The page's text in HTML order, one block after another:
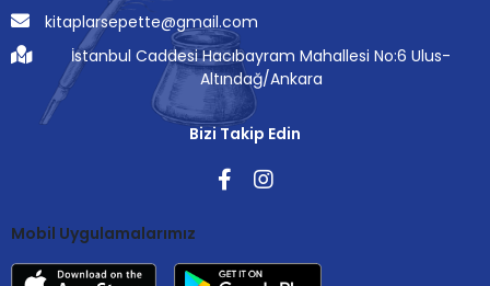
kitaplarsepette@gmail.com
İstanbul Caddesi Hacıbayram Mahallesi No:6 Ulus-
Altındağ/Ankara
Bizi Takip Edin
Mobil Uygulamalarımız